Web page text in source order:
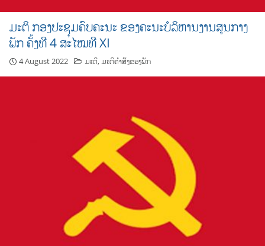
ມະຕິ ກອງປະຊຸມຄົບຄະນະ ຂອງຄະນະບໍລິຫານງານສູນກາງ
ພັກ ຄັ້ງທີ 4 ສະໄໝທີ XI
4 August 2022 ມະຕິ,ມະຕິຄຳສັ່ງຂອງພັກ